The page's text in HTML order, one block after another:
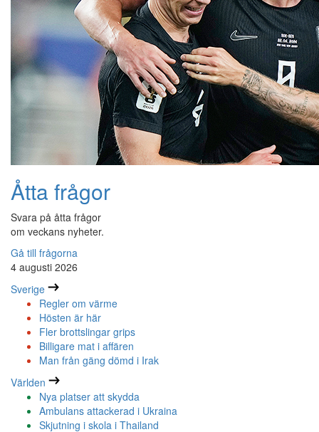
Åtta frågor
Svara på åtta frågor
om veckans nyheter.
Gå till frågorna
4 augusti 2026
Sverige
Regler om värme
Hösten är här
Fler brottslingar grips
Billigare mat i affären
Man från gäng dömd i Irak
Världen
Nya platser att skydda
Ambulans attackerad i Ukraina
Skjutning i skola i Thailand